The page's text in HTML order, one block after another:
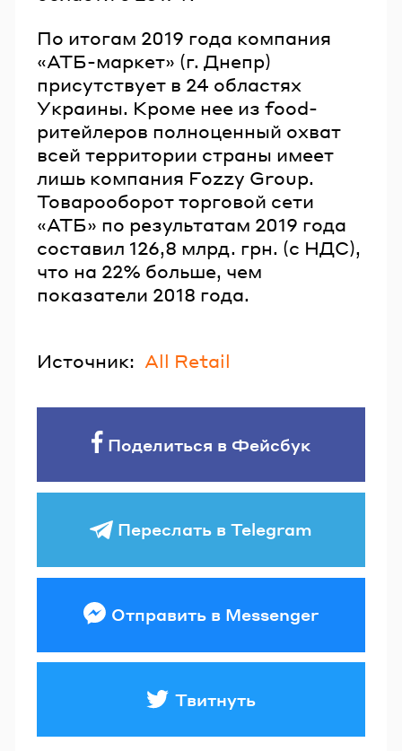
По итогам 2019 года компания
«АТБ-маркет» (г. Днепр)
присутствует в 24 областях
Украины. Кроме нее из food-
ритейлеров полноценный охват
всей территории страны имеет
лишь компания Fozzy Group.
Товарооборот торговой сети
«АТБ» по результатам 2019 года
составил 126,8 млрд. грн. (с НДС),
что на 22% больше, чем
показатели 2018 года.
Источник: All Retail
Поделиться в Фейсбук
Переслать в Telegram
Отправить в Messenger
Твитнуть